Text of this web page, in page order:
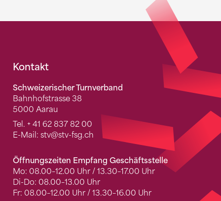
Fusszeile
Kontakt
Schweizerischer Turnverband
Bahnhofstrasse 38
5000 Aarau
Tel. + 41 62 837 82 00
E-Mail: stv@stv-fsg.ch
Öffnungszeiten Empfang Geschäftsstelle
Mo: 08.00–12.00 Uhr / 13.30–17.00 Uhr
Di-Do: 08.00–13.00 Uhr
Fr: 08.00–12.00 Uhr / 13.30–16.00 Uhr